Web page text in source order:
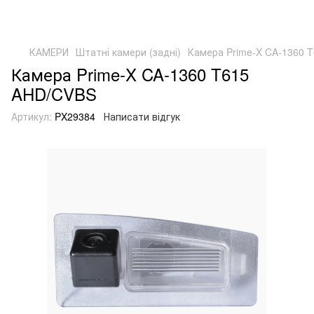
КАМЕРИ Штатні камери (задні) Камера Prime-X CA-1360
Камера Prime-X CA-1360 T615
AHD/CVBS
Артикул: PX29384 Написати відгук